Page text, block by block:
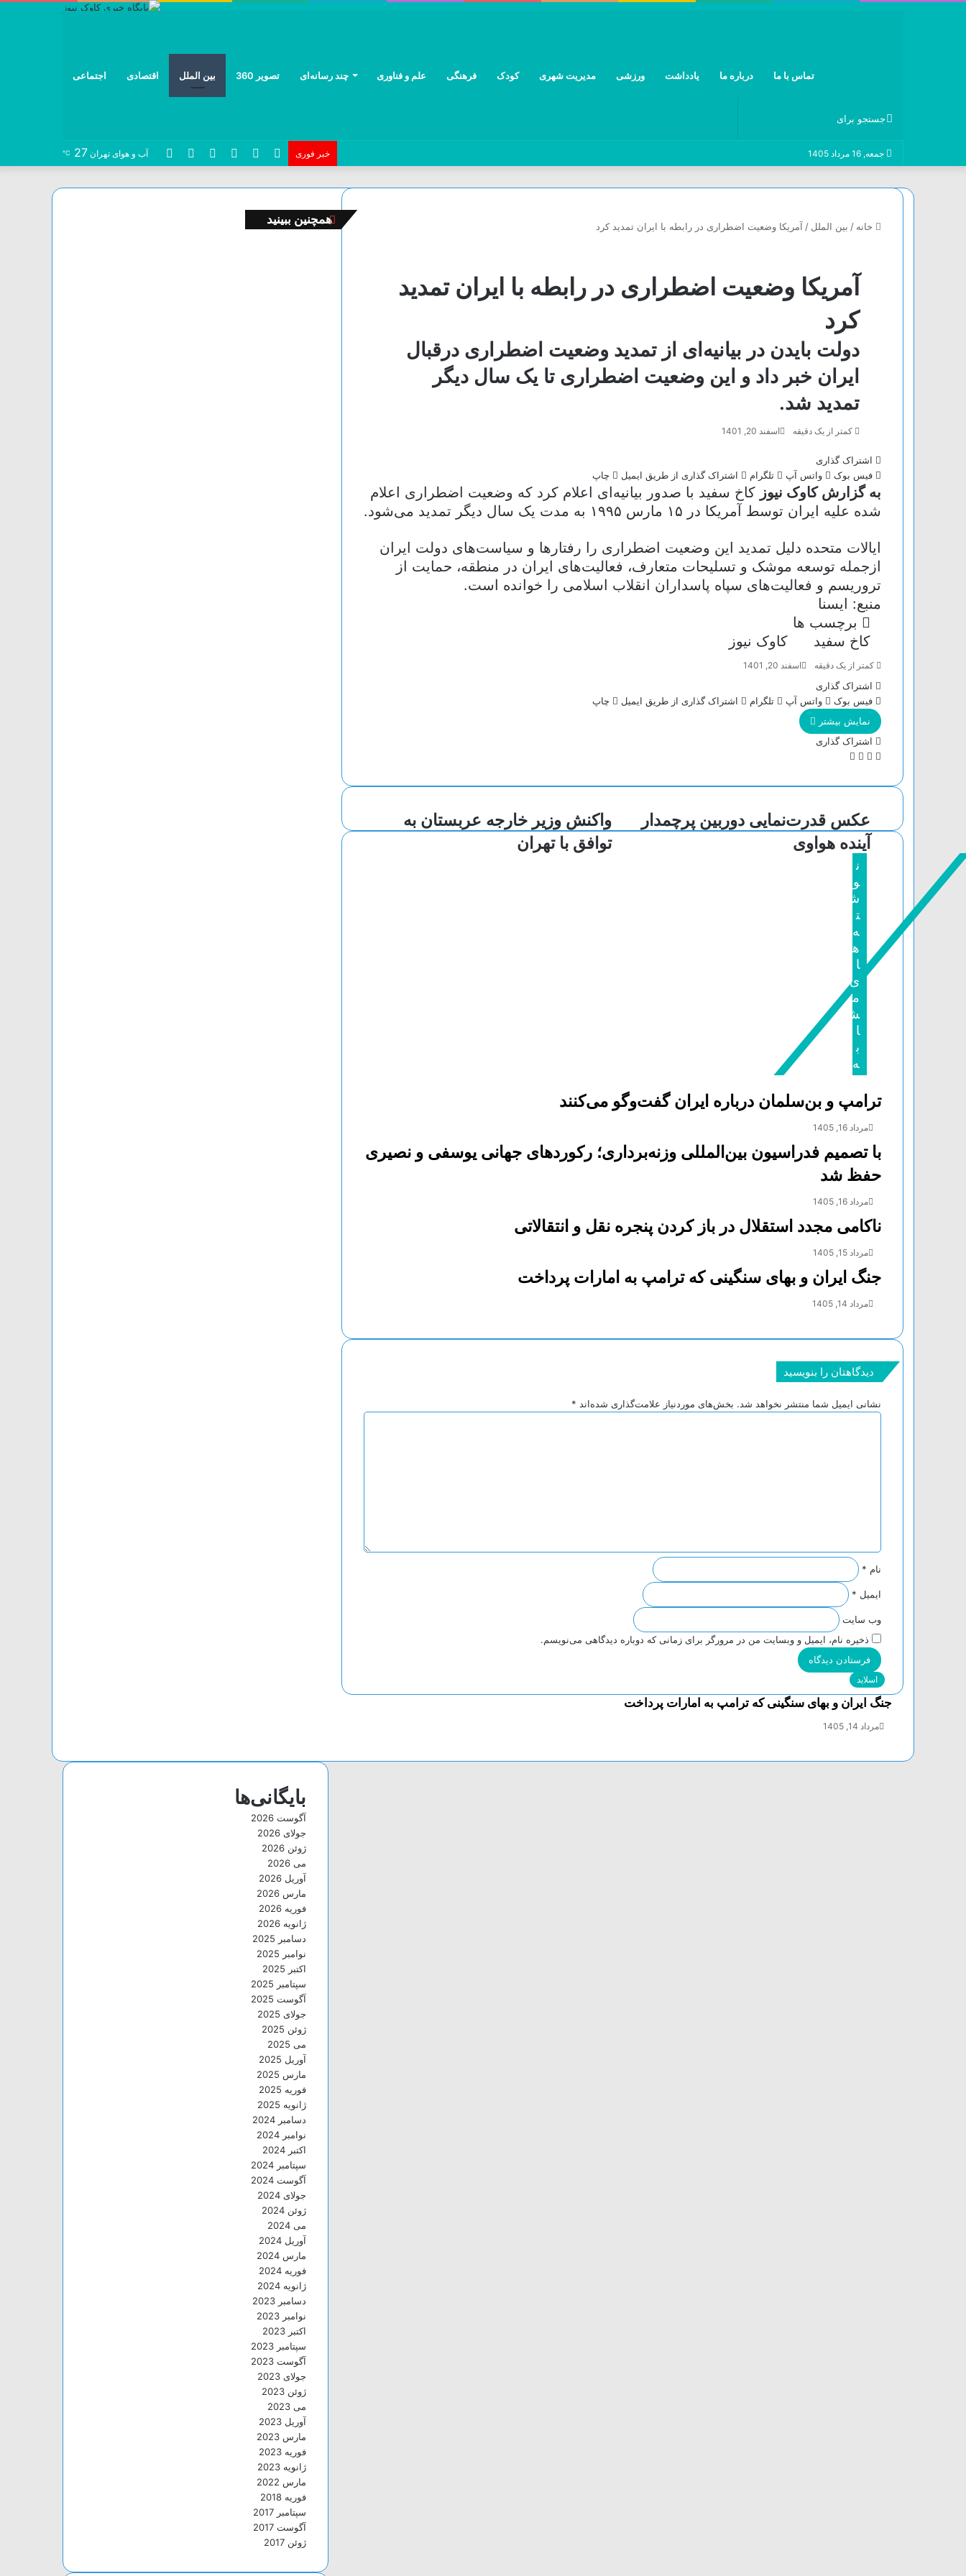
اجتماعی اقتصادی بین الملل تصویر 360 چند رسانه‌ای علم و فناوری فرهنگی کودک مدیریت شهری ورزشی یادداشت درباره ما تماس با ما
جستجو
برای
جمعه, 16 مرداد 1405 خبر فوری
نوشته خوراک تلگرام اینستاگرام
توییتر فیسآب و هوای تهران 27
℃
خانه / بین الملل / آمریکا وضعیت اضطراری در رابطه با ایران تمدید کرد
آمریکا وضعیت اضطراری در رابطه با ایران تمدید
کرد
دولت بایدن در بیانیه‌ای از تمدید وضعیت اضطراری درقبال
ایران خبر داد و این وضعیت اضطراری تا یک سال دیگر
تمدید شد.
اسفند 20, 1401 کمتر از یک دقیقه
اشتراک گذاری
فیس بوک
واتس آپ تلگرام اشتراک گذاری از طریق ایمیل چاپ
به گزارش کاوک نیوز کاخ سفید با صدور بیانیه‌ای اعلام کرد که وضعیت اضطراری اعلام
شده علیه ایران توسط آمریکا در ۱۵ مارس ۱۹۹۵ به مدت یک سال دیگر تمدید می‌شود.
ایالات متحده دلیل تمدید این وضعیت اضطراری را رفتارها و سیاست‌های دولت ایران
ازجمله توسعه موشک و تسلیحات متعارف، فعالیت‌های ایران در منطقه، حمایت از
تروریسم و فعالیت‌های سپاه پاسداران انقلاب اسلامی را خوانده است.
منبع: ایسنا
برچسب ها
کاخ سفید
کاوک نیوز
اسفند 20, 1401 کمتر از یک دقیقه
اشتراک گذاری
فیس بوک
واتس آپ تلگرام اشتراک گذاری از طریق ایمیل
چاپ
نمایش بیشتر
اشتراک گذاری
و
ت
پ
ت
گ
ا
م
ا
ت
ا
ک
گ
ر
ی
ز
ط
ی
ق
ا
ل
پ
واکنش وزیر خارجه عربستان به
توافق با تهران
عکس قدرت‌نمایی دوربین پرچمدار
آینده هواوی
ن
و
ش
ت
ه
ه
ا
ی
م
ش
ا
ب
ه
ترامپ و بن‌سلمان درباره ایران گفت‌و‌گو می‌کنند
مرداد 16, 1405
با تصمیم فدراسیون بین‌المللی وزنه‌برداری؛ رکورد‌های جهانی یوسفی و نصیری
حفظ شد
مرداد 16, 1405
ناکامی مجدد استقلال در باز کردن پنجره نقل و انتقالاتی
مرداد 15, 1405
جنگ ایران و بهای سنگینی که ترامپ به امارات پرداخت
مرداد 14, 1405
دیدگاهتان را بنویسید
نشانی ایمیل شما منتشر نخواهد شد. بخش‌های موردنیاز علامت‌گذاری شده‌اند *
نام *
ایمیل *
وب‌ سایت
ذخیره نام، ایمیل و وبسایت من در مرورگر برای زمانی که دوباره دیدگاهی می‌نویسم.
همچنین ببینید
ب
س
اسلاید
جنگ ایران و بهای سنگینی که ترامپ به امارات پرداخت
مرداد 14, 1405
بایگانی‌ها
آگوست 2026
جولای 2026
ژوئن 2026
می 2026
آوریل 2026
مارس 2026
فوریه 2026
ژانویه 2026
دسامبر 2025
نوامبر 2025
اکتبر 2025
سپتامبر 2025
آگوست 2025
جولای 2025
ژوئن 2025
می 2025
آوریل 2025
مارس 2025
فوریه 2025
ژانویه 2025
دسامبر 2024
نوامبر 2024
اکتبر 2024
سپتامبر 2024
آگوست 2024
جولای 2024
ژوئن 2024
می 2024
آوریل 2024
مارس 2024
فوریه 2024
ژانویه 2024
دسامبر 2023
نوامبر 2023
اکتبر 2023
سپتامبر 2023
آگوست 2023
جولای 2023
ژوئن 2023
می 2023
آوریل 2023
مارس 2023
فوریه 2023
ژانویه 2023
مارس 2022
فوریه 2018
سپتامبر 2017
آگوست 2017
ژوئن 2017